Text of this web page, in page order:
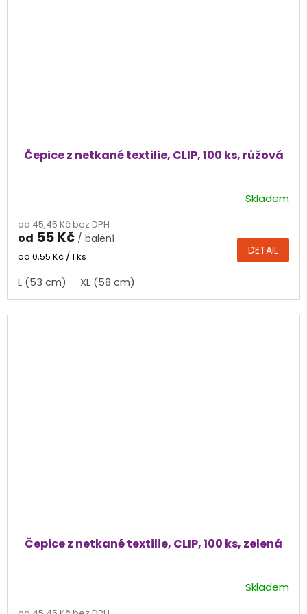
Čepice z netkané textilie, CLIP, 100 ks, růžová
produktu
je
5,0
5
hvězdiček.
Skladem
od 45,45 Kč bez DPH
od 55 Kč / balení
Měrná
od 0,55 Kč / 1 ks DETAIL
L (53 cm) XL (58 cm)
Čepice z netkané textilie, CLIP, 100 ks, zelená
Skladem